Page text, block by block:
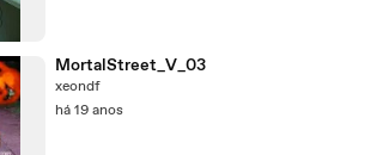
MortalStreet_V_03
xeondf
há 19 anos